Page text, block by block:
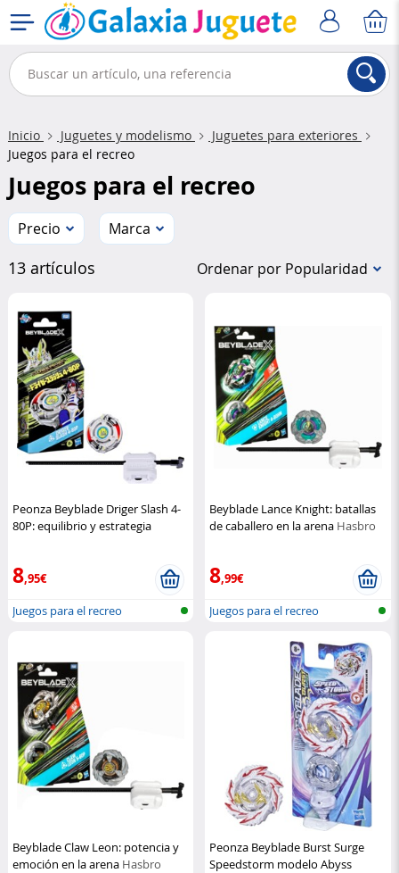
Inicio Juguetes y modelismo
Juguetes para exteriores
Juegos para el recreo
Juegos para el recreo
Precio Marca
13 artículos Ordenar por Popularidad
Peonza Beyblade Driger Slash 4-
80P: equilibrio y estrategia
8,95€
Juegos para el recreo
Beyblade Lance Knight: batallas
de caballero en la arena Hasbro
8,99€
Juegos para el recreo
Beyblade Claw Leon: potencia y
emoción en la arena Hasbro
Peonza Beyblade Burst Surge
Speedstorm modelo Abyss